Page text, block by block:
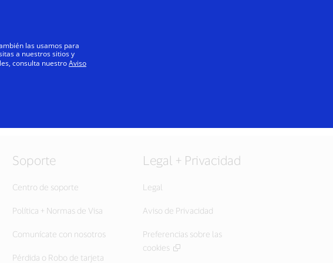
Todos
Soporte
Centro de soporte
Política + Normas de Visa
Comunícate con nosotros
Pérdida o Robo de tarjeta
Legal + Privacidad
Legal
Aviso de Privacidad
Preferencias sobre las
cookies
las usamos para
a nuestros sitios y
consulta nuestroAviso